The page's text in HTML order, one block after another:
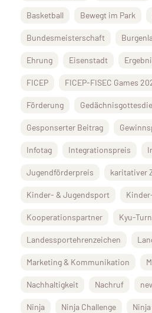
Basketball Bewegt im Park
Bundesmeisterschaft
Ehrung Eisenstadt
FICEP FICEP-FISEC Games
Förderung
Gesponserter Beitrag
Infotag Integrationspreis
Jugendförderpreis karitativer
Kinder- & Jugendsport
Kooperationspartner Kyu-
Landessportehrenzeichen
Marketing & Kommunikation
Nachhaltigkeit Nachruf
Ninja Ninja Challenge